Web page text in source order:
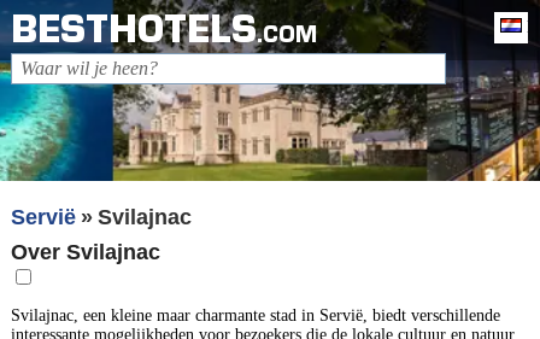
BESTHOTELS.COM
Servië
Svilajnac
Over Svilajnac
Svilajnac, een kleine maar charmante stad in Servië, biedt verschillende
interessante mogelijkheden voor bezoekers die de lokale cultuur en natuur